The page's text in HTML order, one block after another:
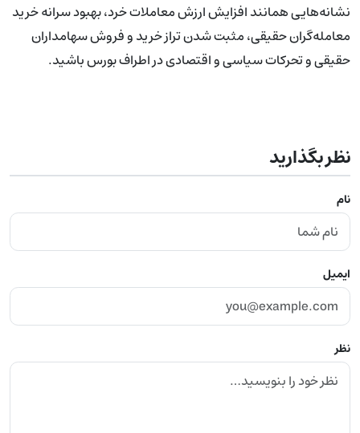
نشانه‌هایی همانند افزایش ارزش معاملات خرد، بهبود سرانه خرید
معامله‌گران حقیقی، مثبت شدن تراز خرید و فروش سهامداران
حقیقی و تحرکات سیاسی و اقتصادی در اطراف بورس باشید.
نظر بگذارید
نام
ایمیل
نظر